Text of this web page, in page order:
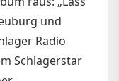
und
Radio
Schlagerstar